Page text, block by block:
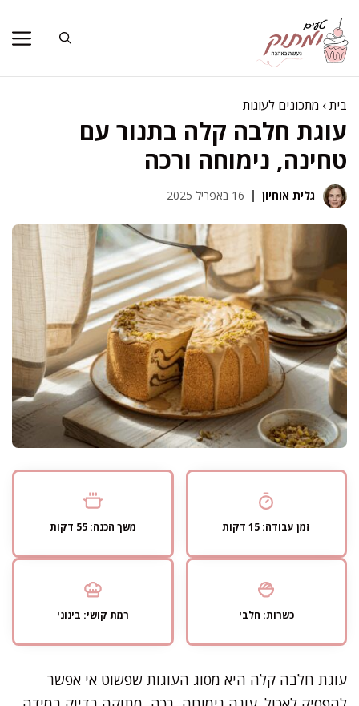
לתוכן
בית› מתכונים לעוגות
עוגת חלבה קלה בתנור עם
טחינה, נימוחה ורכה
גלית אוחיון 16 באפריל 2025
זמן עבודה: 15 דקות משך הכנה: 55 דקות
כשרות: חלבי רמת קושי: בינוני
עוגת חלבה קלה היא מסוג העוגות שפשוט אי אפשר